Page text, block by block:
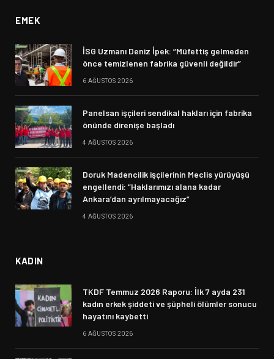
EMEK
İSG Uzmanı Deniz İpek: “Müfettiş gelmeden
önce temizlenen fabrika güvenli değildir”
6 AĞUSTOS 2026
Panelsan işçileri sendikal hakları için fabrika
önünde direnişe başladı
4 AĞUSTOS 2026
Doruk Madencilik işçilerinin Meclis yürüyüşü
engellendi: “Haklarımızı alana kadar
Ankara’dan ayrılmayacağız”
4 AĞUSTOS 2026
KADIN
TKDF Temmuz 2026 Raporu: İlk 7 ayda 231
kadın erkek şiddeti ve şüpheli ölümler sonucu
hayatını kaybetti
6 AĞUSTOS 2026